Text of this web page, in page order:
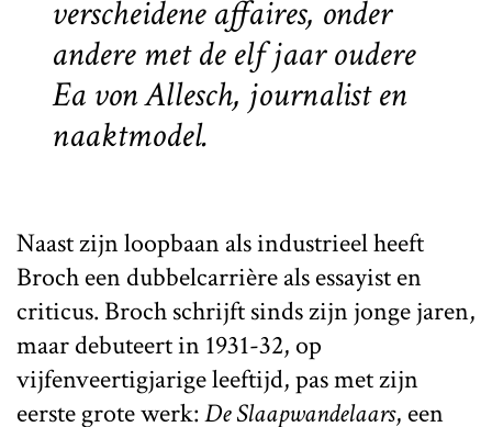
verscheidene affaires, onder
andere met de elf jaar oudere
Ea von Allesch, journalist en
naaktmodel.
Naast zijn loopbaan als industrieel heeft
Broch een dubbelcarrière als essayist en
criticus. Broch schrijft sinds zijn jonge jaren,
maar debuteert in 1931-32, op
vijfenveertigjarige leeftijd, pas met zijn
eerste grote werk:De Slaapwandelaars, een